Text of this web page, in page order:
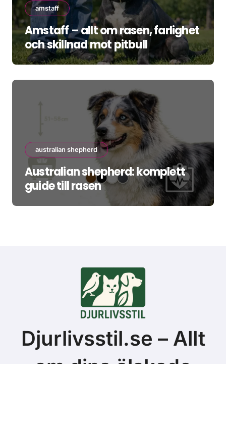
amstaff
Amstaff – allt om rasen, farlighet
och skillnad mot pitbull
australian shepherd
Australian shepherd: komplett
guide till rasen
Djurlivsstil.se – Allt
om dina älskade